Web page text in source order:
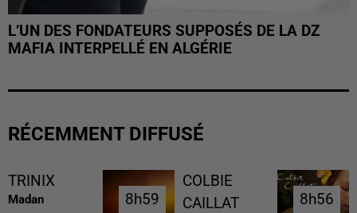
L’UN DES FONDATEURS SUPPOSÉS DE LA DZ
MAFIA INTERPELLÉ EN ALGÉRIE
RÉCEMMENT DIFFUSÉ
TRINIX
Madan 8h59
8h59
COLBIE
CAILLAT
8h56
8h56